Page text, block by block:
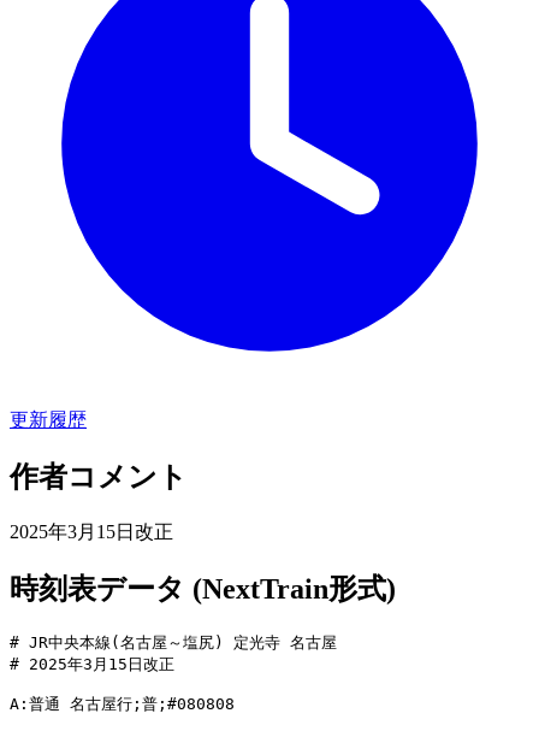
更新履歴
作者コメント
2025年3月15日改正
時刻表データ (NextTrain形式)
# JR中央本線(名古屋～塩尻) 定光寺 名古屋
# 2025年3月15日改正
A:普通 名古屋行;普;#080808